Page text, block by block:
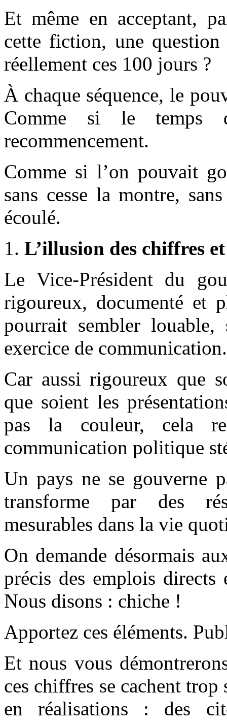
Et même en acceptant,
cette fiction, une
réellement ces 100 jours ?
À chaque séquence, le
Comme si le temps
recommencement.
Comme si l’on pouvait
sans cesse la montre,
écoulé.
L’illusion des chiffres
Le Vice-Président du
rigoureux, documenté et
pourrait sembler
exercice de communication.
Car aussi rigoureux que
que soient les
pas la couleur, cela
communication politique
Un pays ne se gouverne
transforme par des
mesurables dans la vie
On demande désormais
précis des emplois directs
Nous disons : chiche !
Apportez ces éléments.
Et nous vous
ces chiffres se cachent
en réalisations : des